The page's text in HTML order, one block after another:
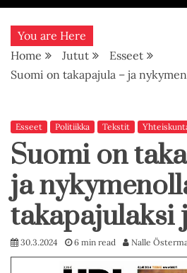
You are Here
Home
Jutut
Esseet
Suomi on takapajula – ja
Esseet Politiikka Tekstit
Suomi on
ja
takapajulaksi
30.3.2024 6 min read Nalle